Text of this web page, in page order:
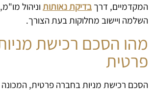
המקדמיים, דרך בדיקת נאותות וניהול
השלמה ויישוב מחלוקות בעת הצורך.
מהו הסכם רכישת
פרטית
הסכם רכישת מניות בחברה פרטית,